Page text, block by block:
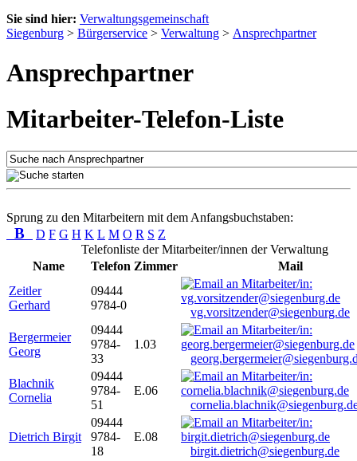
Sie sind hier: Verwaltungsgemeinschaft
Siegenburg > Bürgerservice > Verwaltung > Ansprechpartner
Ansprechpartner
Mitarbeiter-Telefon-Liste
Sprung zu den Mitarbeitern mit dem Anfangsbuchstaben:
B D F G H K L M O R S Z
Telefonliste der Mitarbeiter/innen der Verwaltung
Name
Telefon Zimmer
Mail
Zeitler
Gerhard
09444
9784-0
vg.vorsitzender@siegenburg.de
Bergermeier
Georg
09444
9784-
33
1.03
Blachnik
Cornelia
09444
9784-
51
E.06
Dietrich Birgit
09444
9784-
18
E.08
birgit.dietrich@siegenburg.de